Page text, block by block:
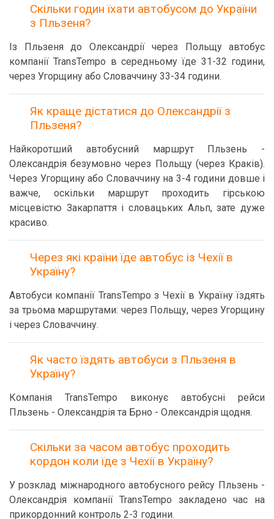
Скільки годин їхати автобусом до України
з Пльзеня?
Із Пльзеня до Олександрії через Польщу автобус
компанії TransTempo в середньому їде 31-32 години,
через Угорщину або Словаччину 33-34 години.
Як краще дістатися до Олександрії з
Пльзеня?
Найкоротший автобусний маршрут Пльзень -
Олександрія безумовно через Польщу (через Краків).
Через Угорщину або Словаччину на 3-4 години довше і
важче, оскільки маршрут проходить гірською
місцевістю Закарпаття і словацьких Альп, зате дуже
красиво.
Через які країни їде автобус із Чехії в
Україну?
Автобуси компанії TransTempo з Чехії в Україну їздять
за трьома маршрутами: через Польщу, через Угорщину
і через Словаччину.
Як часто їздять автобуси з Пльзеня в
Україну?
Компанія TransTempo виконує автобусні рейси
Пльзень - Олександрія та Брно - Олександрія щодня.
Скільки за часом автобус проходить
кордон коли їде з Чехії в Україну?
У розклад міжнародного автобусного рейсу Пльзень -
Олександрія компанії TransTempo закладено час на
прикордонний контроль 2-3 години.